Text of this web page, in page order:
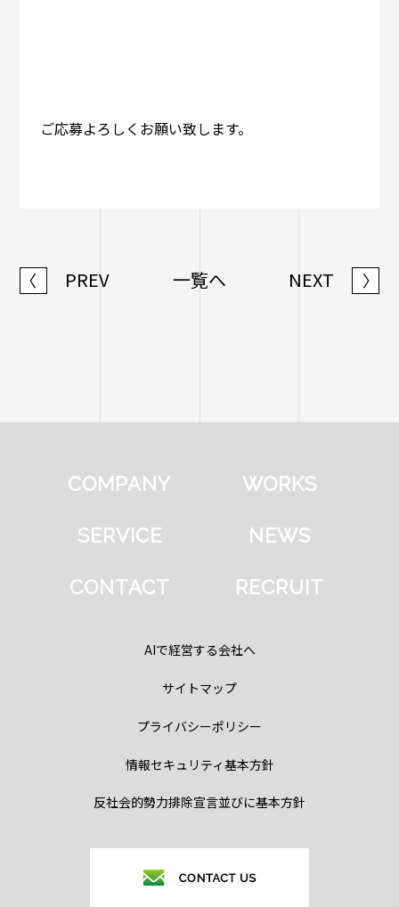
ご応募よろしくお願い致します。
〈 PREV 一覧へ NEXT 〉
COMPANY WORKS
SERVICE NEWS
CONTACT RECRUIT
AIで経営する会社へ
サイトマップ
プライバシーポリシー
情報セキュリティ基本方針
反社会的勢力排除宣言並びに基本方針